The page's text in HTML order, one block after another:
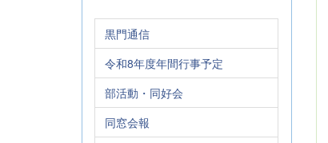
黒門通信
令和8年度年間行事予定
部活動・同好会
同窓会報